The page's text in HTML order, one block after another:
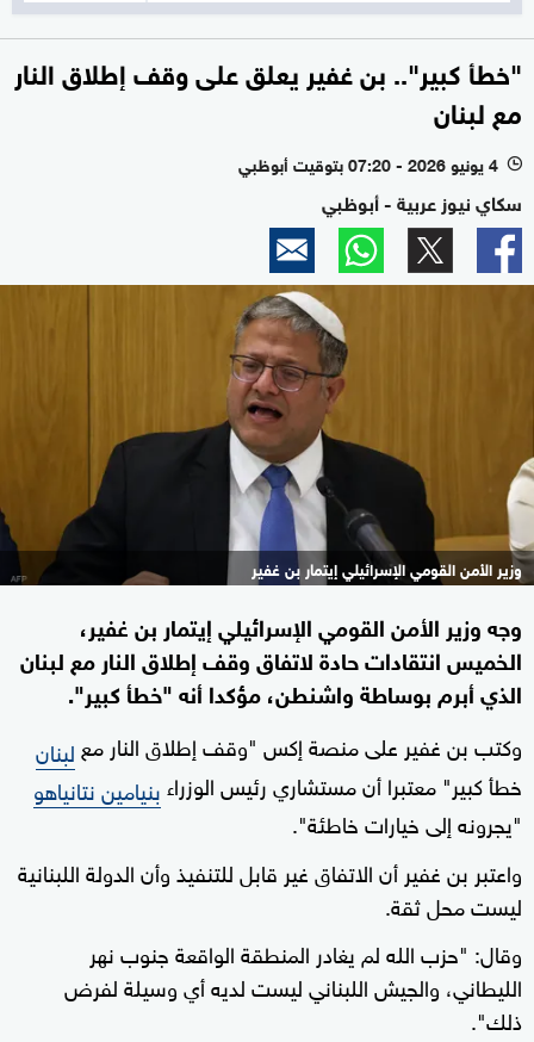
"خطأ كبير".. بن غفير يعلق على وقف إطلاق النار
مع لبنان
l 4 يونيو 2026 - 07:20 بتوقيت أبوظبي
سكاي نيوز عربية - أبوظبي
وزير الأمن القومي الإسرائيلي إيتمار بن غفير
وجه وزير الأمن القومي الإسرائيلي إيتمار بن غفير،
الخميس انتقادات حادة لاتفاق وقف إطلاق النار مع لبنان
الذي أبرم بوساطة واشنطن، مؤكدا أنه "خطأ كبير".
وكتب بن غفير على منصة إكس "وقف إطلاق النار مع لبنان
خطأ كبير" معتبرا أن مستشاري رئيس الوزراء بنيامين نتانياهو
"يجرونه إلى خيارات خاطئة".
واعتبر بن غفير أن الاتفاق غير قابل للتنفيذ وأن الدولة اللبنانية
ليست محل ثقة.
وقال: "حزب الله لم يغادر المنطقة الواقعة جنوب نهر
الليطاني، والجيش اللبناني ليست لديه أي وسيلة لفرض
ذلك".